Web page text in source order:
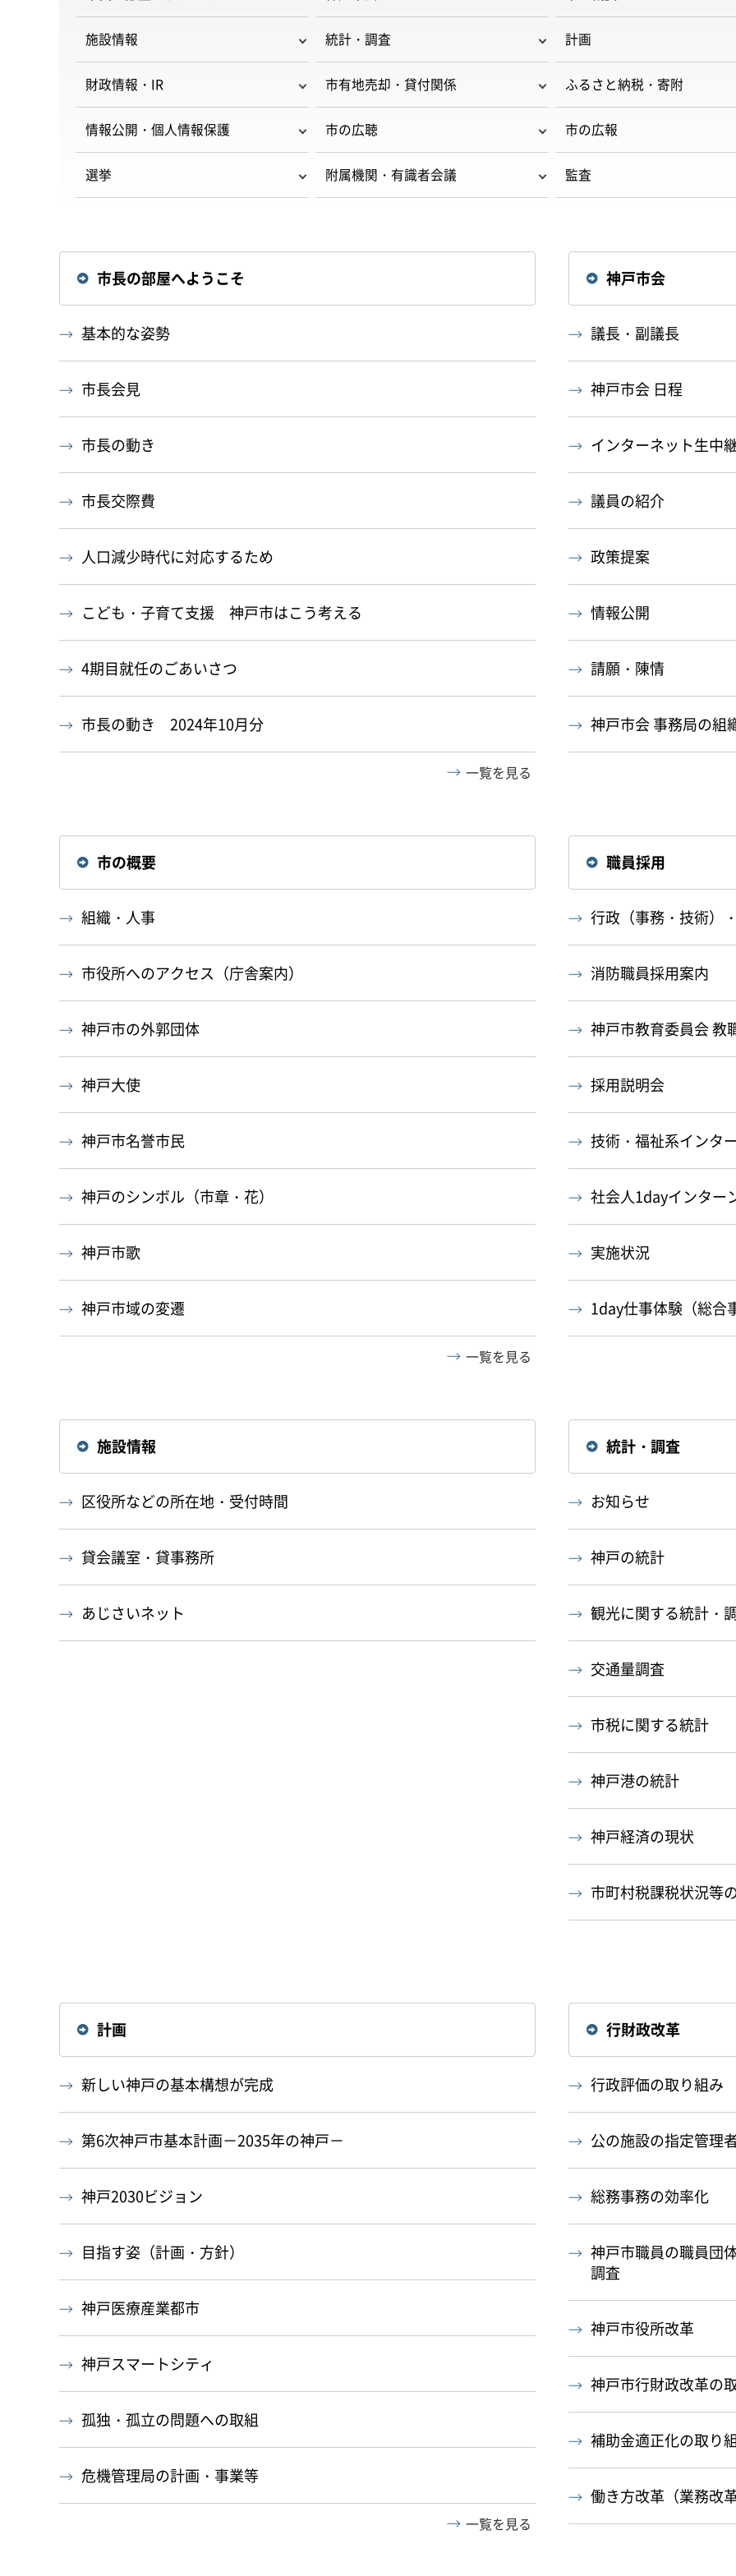
施設情報 統計・調査 計画
財政情報・IR 市有地売却・貸付関係 ふるさと納税・寄附
情報公開・個人情報保護 市の広聴 市の広報
選挙 附属機関・有識者会議 監査
市長の部屋へようこそ
基本的な姿勢
市長会見
市長の動き
市長交際費
人口減少時代に対応するため
こども・子育て支援 神戸市はこう考える
4期目就任のごあいさつ
市長の動き 2024年10月分
一覧を見る
神戸市会
議長・副議長
神戸市会 日程
インターネット生中
議員の紹介
政策提案
情報公開
請願・陳情
神戸市会 事務局の組
市の概要
組織・人事
市役所へのアクセス（庁舎案内）
神戸市の外郭団体
神戸大使
神戸市名誉市民
神戸のシンボル（市章・花）
神戸市歌
神戸市域の変遷
一覧を見る
職員採用
行政（事務・技術）
消防職員採用案内
神戸市教育委員会 教
採用説明会
技術・福祉系インタ
社会人1dayインター
実施状況
1day仕事体験（総合
施設情報
区役所などの所在地・受付時間
貸会議室・貸事務所
あじさいネット
統計・調査
お知らせ
神戸の統計
観光に関する統計・
交通量調査
市税に関する統計
神戸港の統計
神戸経済の現状
市町村税課税状況等
計画
新しい神戸の基本構想が完成
第6次神戸市基本計画－2035年の神戸－
神戸2030ビジョン
目指す姿（計画・方針）
神戸医療産業都市
神戸スマートシティ
孤独・孤立の問題への取組
危機管理局の計画・事業等
一覧を見る
行財政改革
行政評価の取り組み
公の施設の指定管理
総務事務の効率化
神戸市職員の職員団
調査
神戸市役所改革
神戸市行財政改革の
補助金適正化の取り
働き方改革（業務改